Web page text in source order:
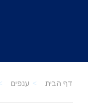
דף הבית ענפים